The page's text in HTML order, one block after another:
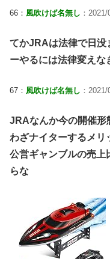
66： 風吹けば名無し ：
てかJRAは法律で日没
ーやるには法律変えな
67： 風吹けば名無し ：
JRAなんか今の開催形
わざナイターするメリ
公営ギャンブルの売上
らな